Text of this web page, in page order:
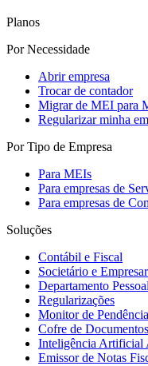
Planos
Por Necessidade
Abrir empresa
Trocar de contador
Migrar de MEI para
Regularizar minha
Por Tipo de Empresa
Para MEIs
Para empresas de
Para empresas de
Soluções
Contábil e Fiscal
Societário e
Departamento Pessoal
Regularizações
Monitor de
Cofre de Documentos
Inteligência Artificial
Emissor de Notas